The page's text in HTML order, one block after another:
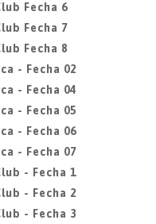
Fecha 6
Fecha 7
Fecha 8
- Fecha 02
- Fecha 04
- Fecha 05
- Fecha 06
- Fecha 07
- Fecha 1
- Fecha 2
- Fecha 3